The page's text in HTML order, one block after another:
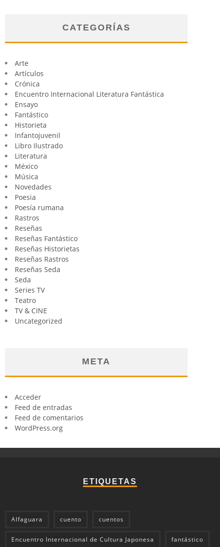
CATEGORÍAS
Arte
Artículos
Crónica
Encuentro Internacional Literatura Fantástica
Ensayo
Fantástico
Historieta
Infantojuvenil
Libro Ilustrado
Literatura
México
Música
Novedades
Poesia
Poesía rumana
Rastros
Reseñas
Reseñas Fantástico
Reseñas Historietas
Reseñas Rastros
Reseñas Seda
Seda
Series TV
Teatro
TV & CINE
Uncategorized
META
Acceder
Feed de entradas
Feed de comentarios
WordPress.org
ETIQUETAS
Alfaguara cuento cuentos
Encuentro Internacional de Cultura Japonesa fantástico